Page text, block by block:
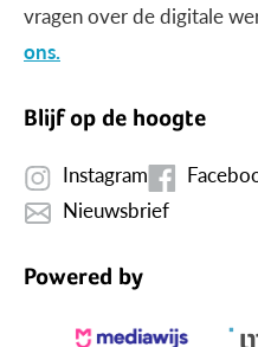
vragen over de digitale
ons.
Blijf op de hoogte
Instagram
Nieuwsbrief
Powered by